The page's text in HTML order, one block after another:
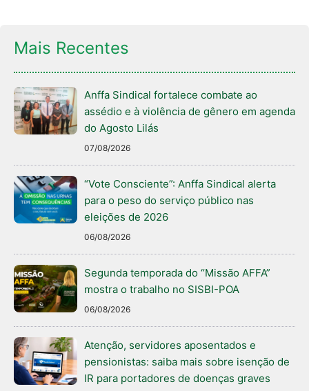
Mais Recentes
Anffa Sindical fortalece combate ao
assédio e à violência de gênero em agenda
do Agosto Lilás
07/08/2026
“Vote Consciente”: Anffa Sindical alerta
para o peso do serviço público nas
eleições de 2026
06/08/2026
Segunda temporada do “Missão AFFA”
mostra o trabalho no SISBI-POA
06/08/2026
Atenção, servidores aposentados e
pensionistas: saiba mais sobre isenção de
IR para portadores de doenças graves